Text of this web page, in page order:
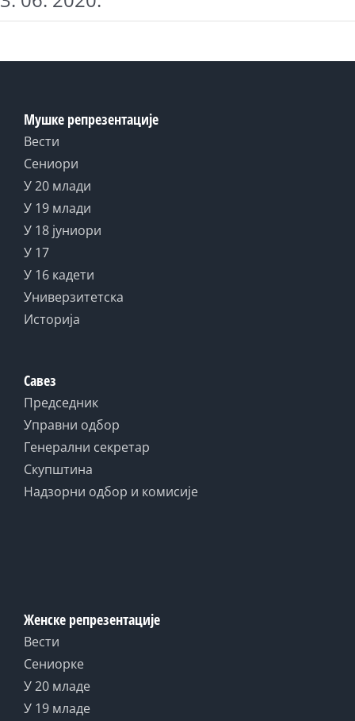
Мушке репрезентације
Вести
Сениори
У 20 млади
У 19 млади
У 18 јуниори
У 17
У 16 кадети
Универзитетска
Историја
Савез
Председник
Управни одбор
Генерални секретар
Скупштина
Надзорни одбор и комисије
Женске репрезентације
Вести
Сениорке
У 20 младе
У 19 младе